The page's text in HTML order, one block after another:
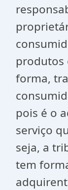
produtos
forma,
pois é o
serviço
seja, a
tem